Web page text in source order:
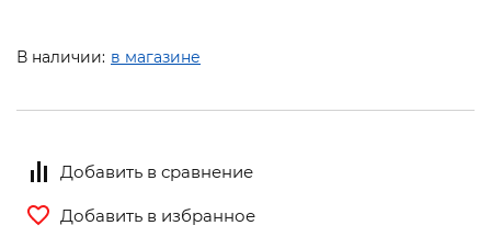
В наличии: в магазине
Добавить в сравнение
Добавить в избранное